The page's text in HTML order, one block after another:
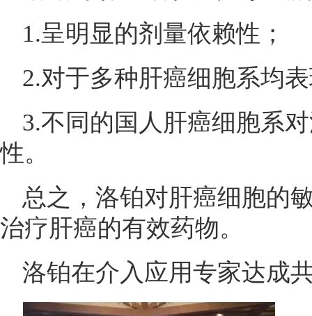
1.呈明显的剂量依赖性；
2.对于多种肝癌细胞系均
3.不同的国人肝癌细胞系
性。
总之，洛铂对肝癌细胞的
治疗肝癌的有效药物。
洛铂在介入应用专家达成